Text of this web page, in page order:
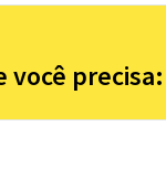
você precisa: